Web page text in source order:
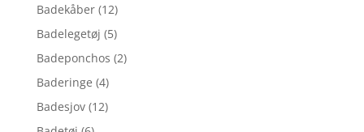
Badekåber (12)
Badelegetøj (5)
Badeponchos (2)
Baderinge (4)
Badesjov (12)